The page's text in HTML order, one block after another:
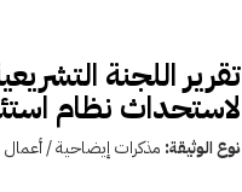
تقرير اللجنة
لاستحداث نظام
نوع الوثيقة: مذكرات إيضاحية /